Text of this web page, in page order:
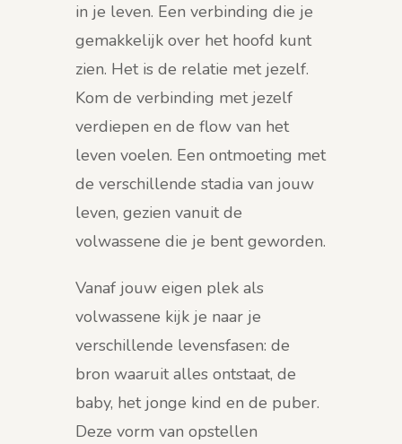
in je leven. Een verbinding die je
gemakkelijk over het hoofd kunt
zien. Het is de relatie met jezelf.
Kom de verbinding met jezelf
verdiepen en de flow van het
leven voelen. Een ontmoeting met
de verschillende stadia van jouw
leven, gezien vanuit de
volwassene die je bent geworden.
Vanaf jouw eigen plek als
volwassene kijk je naar je
verschillende levensfasen: de
bron waaruit alles ontstaat, de
baby, het jonge kind en de puber.
Deze vorm van opstellen